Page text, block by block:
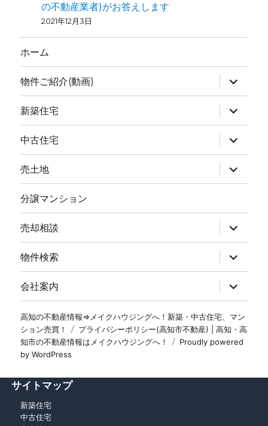
の不動産業者)がお答えします
2021年12月3日
ホーム
物件ご紹介(動画)
新築住宅
中古住宅
売土地
分譲マンション
売却相談
物件検索
会社案内
高知の不動産情報⇒メイクハウジングへ！新築・中古住宅、マン
ション売買！
プライバシーポリシー(高知市不動産) | 高知・高
知市の不動産情報はメイクハウジングへ！
Proudly powered
by WordPress
サイトマップ
新築住宅
中古住宅